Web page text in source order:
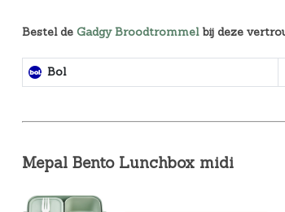
Bestel de Gadgy Broodtrommel bij deze
Bol
Mepal Bento Lunchbox midi